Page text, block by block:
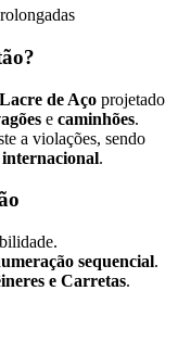
Lacre de Aço projetado
e caminhões.
a violações, sendo
.
sequencial.
e Carretas.